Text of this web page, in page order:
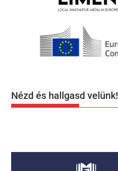
Nézd és hallgasd velünk!